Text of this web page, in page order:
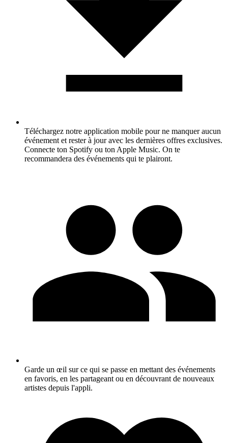
Téléchargez notre application mobile pour ne manquer aucun
événement et rester à jour avec les dernières offres exclusives.
Connecte ton Spotify ou ton Apple Music. On te
recommandera des événements qui te plairont.
Garde un œil sur ce qui se passe en mettant des événements
en favoris, en les partageant ou en découvrant de nouveaux
artistes depuis l'appli.